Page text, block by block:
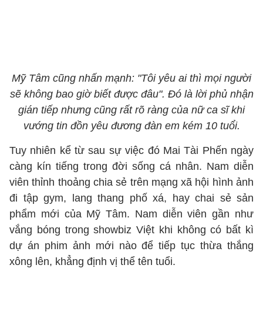
Mỹ Tâm cũng nhấn mạnh: "Tôi yêu ai thì mọi người
sẽ không bao giờ biết được đâu". Đó là lời phủ nhận
gián tiếp nhưng cũng rất rõ ràng của nữ ca sĩ khi
vướng tin đồn yêu đương đàn em kém 10 tuổi.
Tuy nhiên kể từ sau sự việc đó Mai Tài Phến ngày
càng kín tiếng trong đời sống cá nhân. Nam diễn
viên thỉnh thoảng chia sẻ trên mạng xã hội hình ảnh
đi tập gym, lang thang phố xá, hay chai sẻ sản
phẩm mới của Mỹ Tâm. Nam diễn viên gần như
vắng bóng trong showbiz Việt khi không có bất kì
dự án phim ảnh mới nào để tiếp tục thừa thắng
xông lên, khẳng định vị thể tên tuổi.